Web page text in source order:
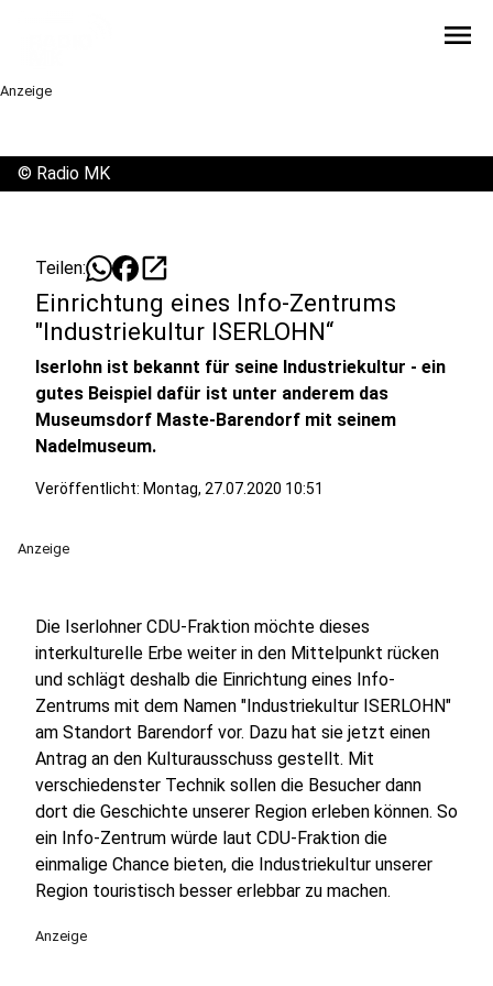
menu
Anzeige
© Radio MK
Teilen: open_in_new
Einrichtung eines Info-Zentrums
"Industriekultur ISERLOHN“
Iserlohn ist bekannt für seine Industriekultur - ein
gutes Beispiel dafür ist unter anderem das
Museumsdorf Maste-Barendorf mit seinem
Nadelmuseum.
Veröffentlicht: Montag, 27.07.2020 10:51
Anzeige
Die Iserlohner CDU-Fraktion möchte dieses
interkulturelle Erbe weiter in den Mittelpunkt rücken
und schlägt deshalb die Einrichtung eines Info-
Zentrums mit dem Namen "Industriekultur ISERLOHN"
am Standort Barendorf vor. Dazu hat sie jetzt einen
Antrag an den Kulturausschuss gestellt. Mit
verschiedenster Technik sollen die Besucher dann
dort die Geschichte unserer Region erleben können. So
ein Info-Zentrum würde laut CDU-Fraktion die
einmalige Chance bieten, die Industriekultur unserer
Region touristisch besser erlebbar zu machen.
Anzeige